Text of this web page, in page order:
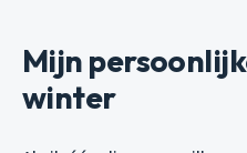
Mijn
winter